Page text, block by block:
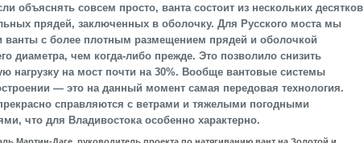
объяснять совсем просто, ванта состоит из нескольких десятков
прядей, заключенных в оболочку. Для Русского моста мы
ванты с более плотным размещением прядей и оболочкой
диаметра, чем когда-либо прежде. Это позволило снизить
нагрузку на мост почти на 30%. Вообще вантовые системы
— это на данный момент самая передовая технология.
справляются с ветрами и тяжелыми погодными
что для Владивостока особенно характерно.